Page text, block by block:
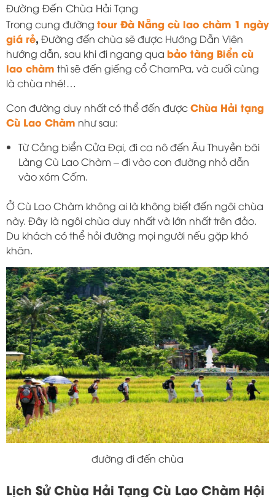
Đường Đến Chùa Hải Tạng
Trong cung đường tour Đà Nẵng cù lao chàm 1 ngày
giá rẻ, Đường đến chùa sẽ được Hướng Dẫn Viên
hướng dẫn, sau khi đi ngang qua bảo tàng Biển cù
lao chàm thì sẽ đến giếng cổ ChamPa, và cuối cùng
là chùa nhé!…
Con đường duy nhất có thể đến đượcChùa Hải tạng
Cù Lao Chàm như sau:
Từ Cảng biển Cửa Đại, đi ca nô đến Âu Thuyền bãi
Làng Cù Lao Chàm – đi vào con đường nhỏ dẫn
vào xóm Cốm.
Ở Cù Lao Chàm không ai là không biết đến ngôi chùa
này. Đây là ngôi chùa duy nhất và lớn nhất trên đảo.
Du khách có thể hỏi đường mọi người nếu gặp khó
khăn.
đường đi đến chùa
Lịch Sử Chùa Hải Tạng Cù Lao Chàm Hội